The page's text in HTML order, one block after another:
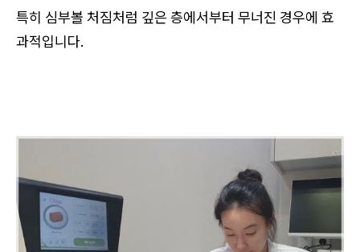
특히 심부볼 처짐처럼 깊은 층에서부터 무너진 경우에 효
과적입니다.